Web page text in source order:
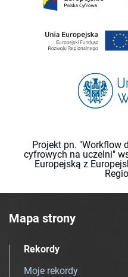
Projekt pn. "Workflow
cyfrowych na uczelni"
Europejską z
Mapa strony
Rekordy
Moje rekordy